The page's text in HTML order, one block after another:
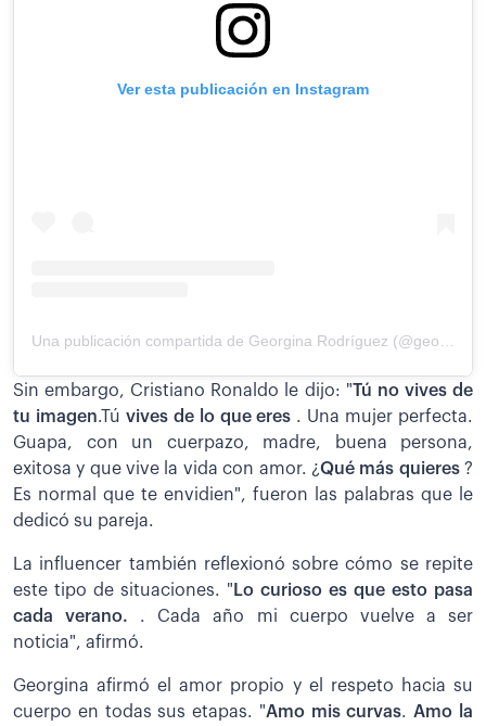
Ver esta publicación en Instagram
Sin embargo, Cristiano Ronaldo le dijo: "Tú no vives de
tu imagen.Tú vives de lo que eres . Una mujer perfecta.
Guapa, con un cuerpazo, madre, buena persona,
exitosa y que vive la vida con amor. ¿Qué más quieres?
Es normal que te envidien", fueron las palabras que le
dedicó su pareja.
La influencer también reflexionó sobre cómo se repite
este tipo de situaciones. " Lo curioso es que esto pasa
cada verano. . Cada año mi cuerpo vuelve a ser
noticia", afirmó.
Georgina afirmó el amor propio y el respeto hacia su
cuerpo en todas sus etapas. "Amo mis curvas.Amo la